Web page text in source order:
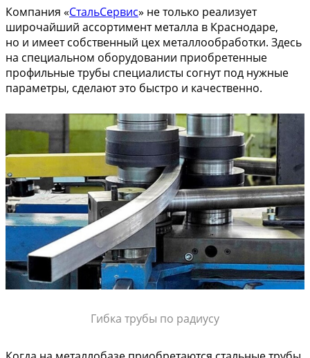
Компания «СтальСервис» не только реализует
широчайший ассортимент металла в Краснодаре,
но и имеет собственный цех металлообработки. Здесь
на специальном оборудовании приобретенные
профильные трубы специалисты согнут под нужные
параметры, сделают это быстро и качественно.
Гибка трубы по радиусу